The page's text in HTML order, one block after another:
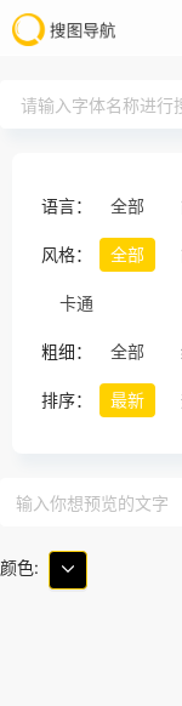
语言： 全部
风格： 全部
卡通
粗细： 全部
排序： 最新
颜色: